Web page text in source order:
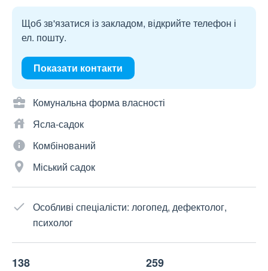
Щоб зв'язатися із закладом, відкрийте телефон і
ел. пошту.
Показати контакти
Комунальна форма власності
Ясла-садок
Комбінований
Міський садок
Особливі спеціалісти: логопед, дефектолог,
психолог
138 259